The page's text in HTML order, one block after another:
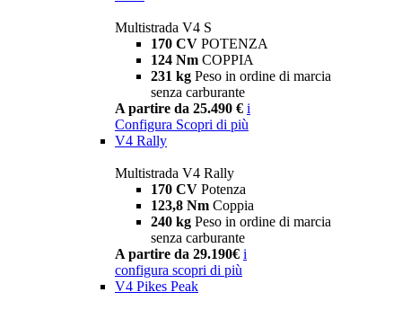
Multistrada V4 S
170 CV POTENZA
124 Nm COPPIA
231 kg Peso in ordine di marcia
senza carburante
A partire da 25.490 € i
Configura Scopri di più
V4 Rally
Multistrada V4 Rally
170 CV Potenza
123,8 Nm Coppia
240 kg Peso in ordine di marcia
senza carburante
A partire da 29.190€ i
configura scopri di più
V4 Pikes Peak